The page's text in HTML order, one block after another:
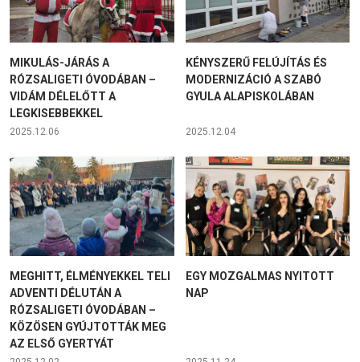
MIKULÁS-JÁRÁS A
RÓZSALIGETI ÓVODÁBAN –
VIDÁM DÉLELŐTT A
LEGKISEBBEKKEL
2025.12.06
KÉNYSZERŰ FELÚJÍTÁS ÉS
MODERNIZÁCIÓ A SZABÓ
GYULA ALAPISKOLÁBAN
2025.12.04
MEGHITT, ÉLMÉNYEKKEL TELI
ADVENTI DÉLUTÁN A
RÓZSALIGETI ÓVODÁBAN –
KÖZÖSEN GYÚJTOTTÁK MEG
AZ ELSŐ GYERTYÁT
EGY MOZGALMAS NYITOTT
NAP